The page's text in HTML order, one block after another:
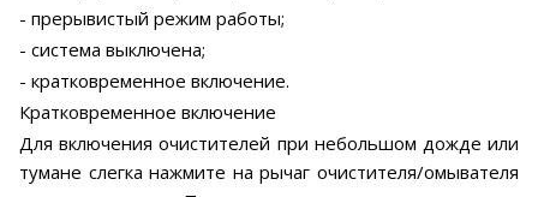
- прерывистый режим работы;
- система выключена;
- кратковременное включение.
Кратковременное включение
Для включения очистителей при небольшом дожде или
тумане слегка нажмите на рычаг очистителя/омывателя